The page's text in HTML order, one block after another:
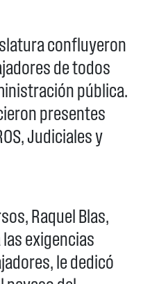
confluyeron
de todos
pública.
presentes
Judiciales y
Raquel Blas,
exigencias
le dedicó